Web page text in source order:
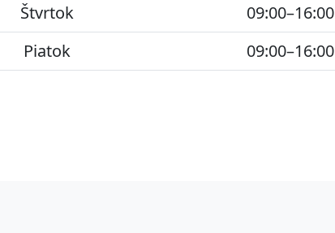
Štvrtok
09:00–16:00
Piatok
09:00–16:00